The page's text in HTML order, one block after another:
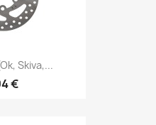
Skiva,...
€